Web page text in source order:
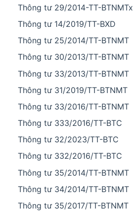
Thông tư 29/2014-TT-BTNMTx
Thông tư 14/2019/TT-BXD
Thông tư 25/2014/TT-BTNMT
Thông tư 30/2013/TT-BTNMT
Thông tư 33/2013/TT-BTNMT
Thông tư 31/2019/TT-BTNMT
Thông tư 33/2016/TT-BTNMT
Thông tư 333/2016/TT-BTC
Thông tư 32/2023/TT-BTC
Thông tư 332/2016/TT-BTC
Thông tư 35/2014/TT-BTNMT
Thông tư 34/2014/TT-BTNMT
Thông tư 35/2017/TT-BTNMT